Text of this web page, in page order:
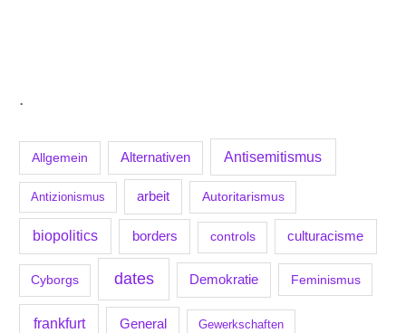
.
Allgemein Alternativen Antisemitismus
Antizionismus arbeit Autoritarismus
biopolitics borders controls culturacisme
Cyborgs dates Demokratie Feminismus
frankfurt General Gewerkschaften